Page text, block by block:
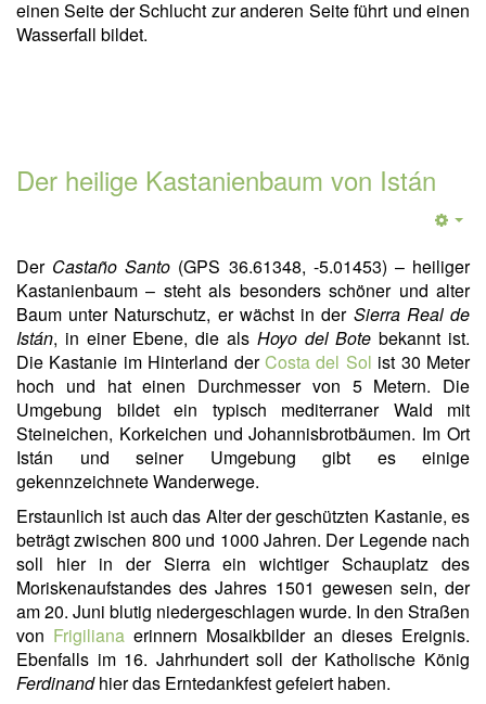
einen Seite der Schlucht zur anderen Seite führt und einen
Wasserfall bildet.
Der heilige Kastanienbaum von Istán
Der Castaño Santo (GPS 36.61348, -5.01453) – heiliger
Kastanienbaum – steht als besonders schöner und alter
Baum unter Naturschutz, er wächst in der Sierra Real de
Istán, in einer Ebene, die als Hoyo del Bote bekannt ist.
Die Kastanie im Hinterland derCosta del Sol ist 30 Meter
hoch und hat einen Durchmesser von 5 Metern. Die
Umgebung bildet ein typisch mediterraner Wald mit
Steineichen, Korkeichen und Johannisbrotbäumen. Im Ort
Istán und seiner Umgebung gibt es einige
gekennzeichnete Wanderwege.
Erstaunlich ist auch das Alter der geschützten Kastanie, es
beträgt zwischen 800 und 1000 Jahren. Der Legende nach
soll hier in der Sierra ein wichtiger Schauplatz des
Moriskenaufstandes des Jahres 1501 gewesen sein, der
am 20. Juni blutig niedergeschlagen wurde. In den Straßen
von Frigiliana erinnern Mosaikbilder an dieses Ereignis.
Ebenfalls im 16. Jahrhundert soll der Katholische König
Ferdinandhier das Erntedankfest gefeiert haben.